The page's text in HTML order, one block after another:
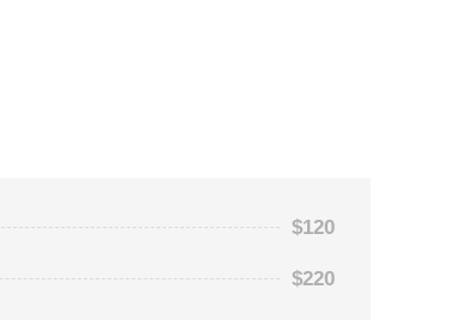
$120
$220